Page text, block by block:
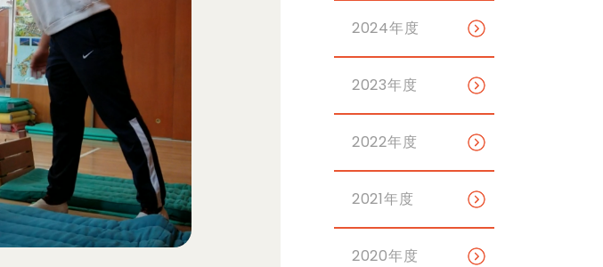
2024年度
2023年度
2022年度
2021年度
2020年度